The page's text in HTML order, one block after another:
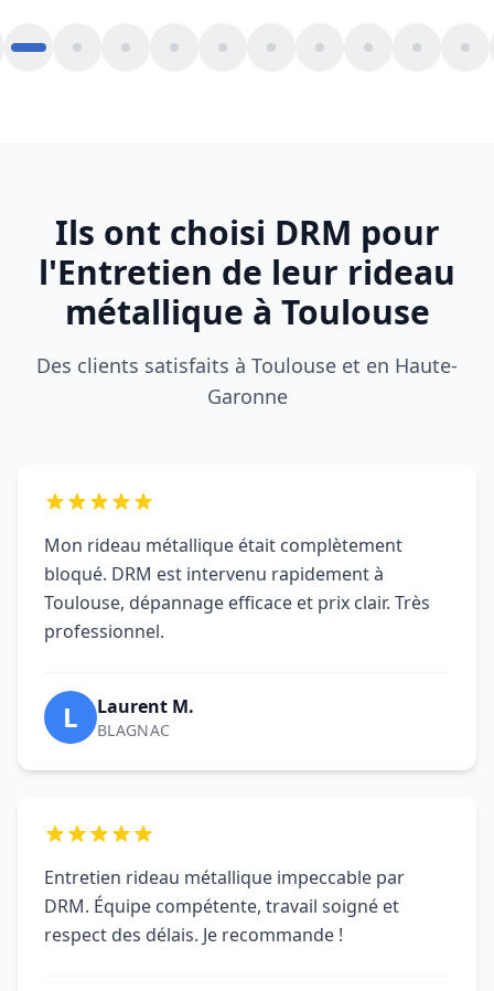
Des clients satisfaits à Toulouse et en Haute-
Mon rideau métallique était complètement
bloqué. DRM est intervenu rapidement à
Toulouse, dépannage efficace et prix clair. Très
professionnel.
Entretien rideau métallique impeccable par
DRM. Équipe compétente, travail soigné et
respect des délais. Je recommande !
S Sophie D.
COLOMIERS
Excellent service pour Entretien rideau
métallique. Intervention rapide, technicien
qualifié et prix honnête. Très satisfait !